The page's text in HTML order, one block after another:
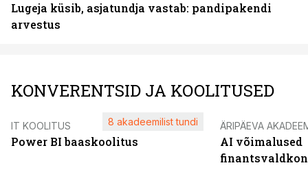
Lugeja küsib, asjatundja vastab: pandipakendi
arvestus
KONVERENTSID JA KOOLITUSED
IT KOOLITUS
Power BI baaskoolitus
8 akadeemilist tundi ÄRIPÄEVA
AI võimalused